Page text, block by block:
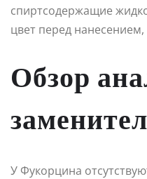
спиртсодержащие
цвет перед нанесением,
Обзор
У Фукорцина